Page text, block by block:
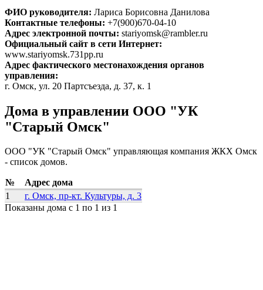
ФИО руководителя: Лариса Борисовна Данилова
Контактные телефоны: +7(900)670-04-10
Адрес электронной почты: stariyomsk@rambler.ru
Официальный сайт в сети Интернет:
www.stariyomsk.731pp.ru
Адрес фактического местонахождения органов
управления:
г. Омск, ул. 20 Партсъезда, д. 37, к. 1
Дома в управлении ООО "УК
"Старый Омск"
ООО "УК "Старый Омск" управляющая компания ЖКХ Омск
- список домов.
№
Адрес дома
1
г. Омск, пр-кт. Культуры, д. 3
Показаны дома с 1 по 1 из 1